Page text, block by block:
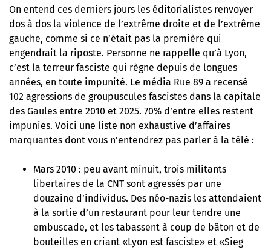
On entend ces derniers jours les éditorialistes renvoyer
dos à dos la violence de l’extrême droite et de l’extrême
gauche, comme si ce n’était pas la première qui
engendrait la riposte. Personne ne rappelle qu’à Lyon,
c’est la terreur fasciste qui règne depuis de longues
années, en toute impunité. Le média Rue 89 a recensé
102 agressions de groupuscules fascistes dans la capitale
des Gaules entre 2010 et 2025. 70% d’entre elles restent
impunies. Voici une liste non exhaustive d’affaires
marquantes dont vous n’entendrez pas parler à la télé :
Mars 2010 : peu avant minuit, trois militants
libertaires de la CNT sont agressés par une
douzaine d’individus. Des néo-nazis les attendaient
à la sortie d’un restaurant pour leur tendre une
embuscade, et les tabassent à coup de bâton et de
bouteilles en criant «Lyon est fasciste» et «Sieg